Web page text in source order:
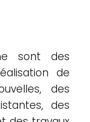
sont des
de
des
des